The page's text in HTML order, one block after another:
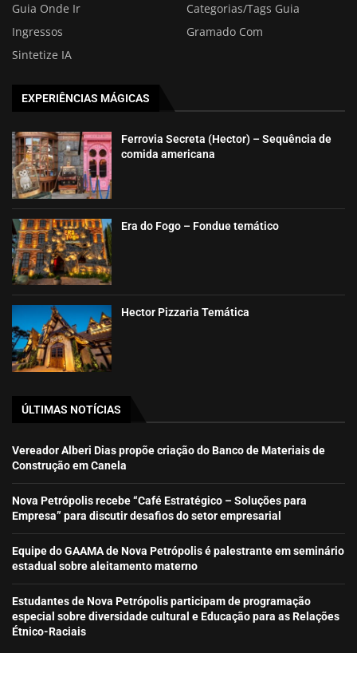
Guia Onde Ir
Categorias/Tags Guia
Ingressos
Gramado Com
Sintetize IA
EXPERIÊNCIAS MÁGICAS
Ferrovia Secreta (Hector) – Sequência de
comida americana
Era do Fogo – Fondue temático
Hector Pizzaria Temática
ÚLTIMAS NOTÍCIAS
Vereador Alberi Dias propõe criação do Banco de Materiais de
Construção em Canela
Nova Petrópolis recebe “Café Estratégico – Soluções para
Empresa” para discutir desafios do setor empresarial
Equipe do GAAMA de Nova Petrópolis é palestrante em seminário
estadual sobre aleitamento materno
Estudantes de Nova Petrópolis participam de programação
especial sobre diversidade cultural e Educação para as Relações
Étnico-Raciais